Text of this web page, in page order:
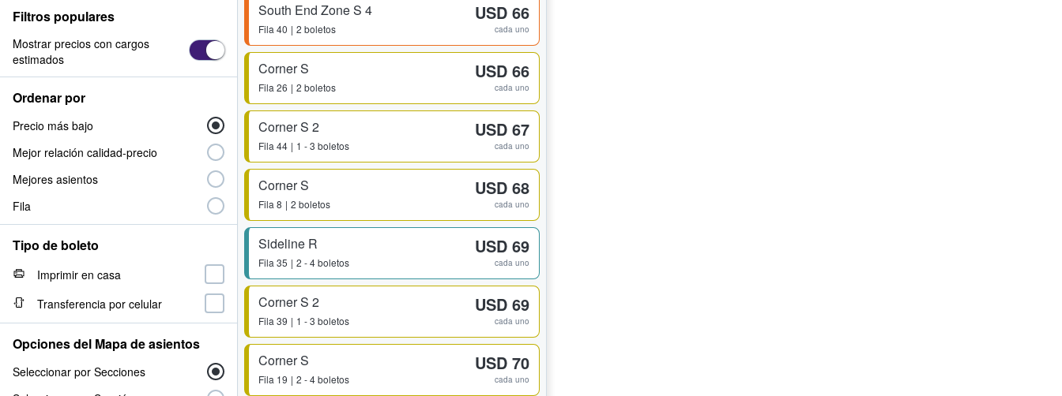
South End Zone S 4
Fila 40 2 boletos
USD 66
cada uno
Corner S
Fila 26 2 boletos
USD 66
cada uno
Corner S 2
Fila 44 1 - 3 boletos
USD 67
cada uno
Corner S
Fila 8 2 boletos
USD 68
cada uno
Sideline R
Fila 35 2 - 4 boletos
USD 69
cada uno
Corner S 2
Fila 39 1 - 3 boletos
USD 69
cada uno
Corner S
Fila 19 2 - 4 boletos
USD 70
cada uno
Filtros populares
Mostrar precios con cargos
estimados
Ordenar por
Precio más bajo
Mejor relación calidad-precio
Mejores asientos
Fila
Tipo de boleto
Imprimir en casa
Transferencia por celular
Opciones del Mapa de asientos
Seleccionar por Secciones